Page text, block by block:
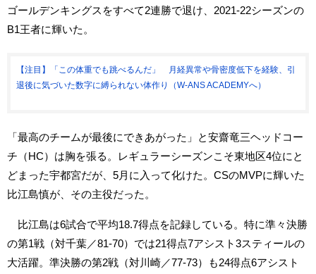
ゴールデンキングスをすべて2連勝で退け、2021-22シーズンの
B1王者に輝いた。
【注目】「この体重でも跳べるんだ」 月経異常や骨密度低下を経験、引
退後に気づいた数字に縛られない体作り（W-ANS ACADEMYへ）
「最高のチームが最後にできあがった」と安齋竜三ヘッドコー
チ（HC）は胸を張る。レギュラーシーズンこそ東地区4位にと
どまった宇都宮だが、5月に入って化けた。CSのMVPに輝いた
比江島慎が、その主役だった。
比江島は6試合で平均18.7得点を記録している。特に準々決勝
の第1戦（対千葉／81-70）では21得点7アシスト3スティールの
大活躍。準決勝の第2戦（対川崎／77-73）も24得点6アシスト